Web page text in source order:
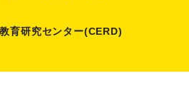
育研究センター(CERD)